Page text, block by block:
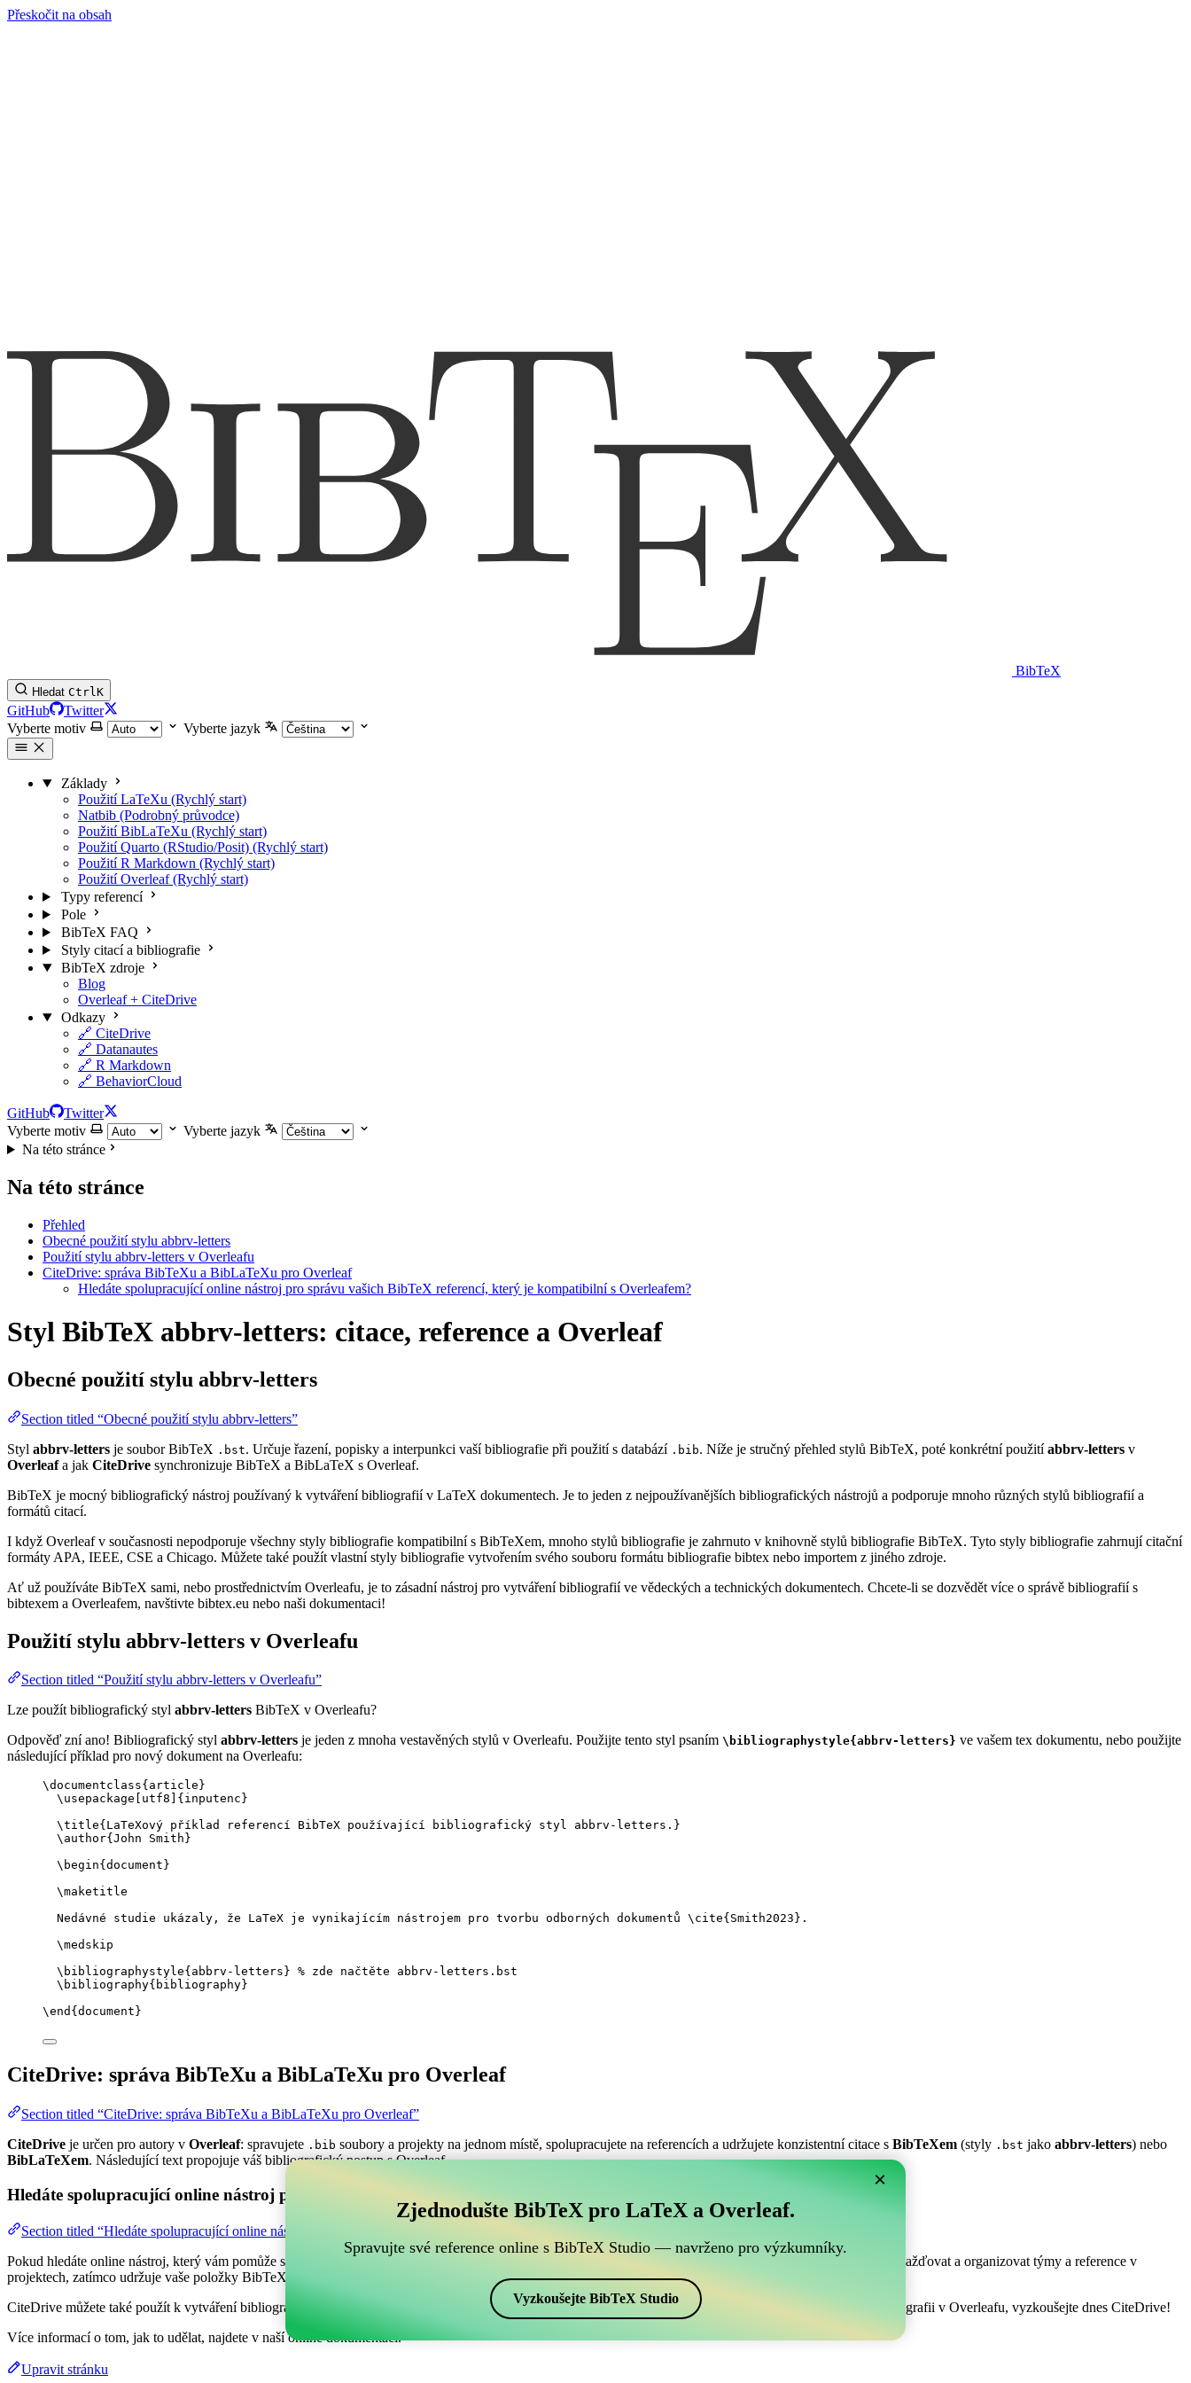
Přeskočit na obsah
BibTeX
Hledat CtrlK
GitHub
Twitter
Vyberte motiv
Vyberte jazyk
Základy
Použití LaTeXu (Rychlý start)
Natbib (Podrobný průvodce)
Použití BibLaTeXu (Rychlý start)
Použití Quarto (RStudio/Posit) (Rychlý start)
Použití R Markdown (Rychlý start)
Použití Overleaf (Rychlý start)
Typy referencí
Pole
BibTeX FAQ
Styly citací a bibliografie
BibTeX zdroje
Blog
Overleaf + CiteDrive
Odkazy
🔗 CiteDrive
🔗 Datanautes
🔗 R Markdown
🔗 BehaviorCloud
GitHub
Twitter
Vyberte motiv
Vyberte jazyk
Na této stránce
Na této stránce
Přehled
Obecné použití stylu abbrv-letters
Použití stylu abbrv-letters v Overleafu
CiteDrive: správa BibTeXu a BibLaTeXu pro Overleaf
Hledáte spolupracující online nástroj pro správu vašich BibTeX referencí, který je kompatibilní s Overleafem?
Styl BibTeX abbrv-letters: citace, reference a Overleaf
Obecné použití stylu abbrv-letters
Section titled “Obecné použití stylu abbrv-letters”
Styl abbrv-letters je soubor BibTeX .bst. Určuje řazení, popisky a interpunkci vaší bibliografie při použití s databází .bib. Níže je stručný přehled stylů BibTeX, poté konkrétní použitíabbrv-letters v
Overleafa jak CiteDrive synchronizuje BibTeX a BibLaTeX s Overleaf.
BibTeX je mocný bibliografický nástroj používaný k vytváření bibliografií v LaTeX dokumentech. Je to jeden z nejpoužívanějších bibliografických nástrojů a podporuje mnoho různých stylů bibliografií a
formátů citací.
I když Overleaf v současnosti nepodporuje všechny styly bibliografie kompatibilní s BibTeXem, mnoho stylů bibliografie je zahrnuto v knihovně stylů bibliografie BibTeX. Tyto styly bibliografie zahrnují citační
formáty APA, IEEE, CSE a Chicago. Můžete také použít vlastní styly bibliografie vytvořením svého souboru formátu bibliografie bibtex nebo importem z jiného zdroje.
Ať už používáte BibTeX sami, nebo prostřednictvím Overleafu, je to zásadní nástroj pro vytváření bibliografií ve vědeckých a technických dokumentech. Chcete-li se dozvědět více o správě bibliografií s
bibtexem a Overleafem, navštivte bibtex.eu nebo naši dokumentaci!
Použití stylu abbrv-letters v Overleafu
Section titled “Použití stylu abbrv-letters v Overleafu”
Lze použít bibliografický styl abbrv-letters BibTeX v Overleafu?
Odpověď zní ano! Bibliografický styl abbrv-letters je jeden z mnoha vestavěných stylů v Overleafu. Použijte tento styl psaním \bibliographystyle{abbrv-letters} ve vašem tex dokumentu, nebo použijte
následující příklad pro nový dokument na Overleafu:
\documentclass{ article }
\usepackage
utf8 ]{ inputenc }
\title{LaTeXový příklad referencí BibTeX používající bibliografický styl abbrv-letters.}
\author{John Smith}
\begin{ document }
\maketitle
Nedávné studie ukázaly, že LaTeX je vynikajícím nástrojem pro tvorbu odborných dokumentů \cite{ Smith2023 }.
\medskip
\bibliographystyle{abbrv-letters} % zde načtěte abbrv-letters.bst
\bibliography{bibliography}
\end { document }
CiteDrive: správa BibTeXu a BibLaTeXu pro Overleaf
Section titled “CiteDrive: správa BibTeXu a BibLaTeXu pro Overleaf”
CiteDrive je určen pro autory v Overleaf: spravujete .bib soubory a projekty na jednom místě, spolupracujete na referencích a udržujete konzistentní citace s BibTeXem (styly .bst jako abbrv-letters) nebo
BibLaTeXem. Následující text propojuje váš bibliografický postup s Overleaf.
Hledáte spolupracující online nástroj pro správu vašich BibTeX referencí, který je kompatibilní s Overleafem?
Section titled “Hledáte spolupracující online nástroj pro správu vašich BibTeX referencí, který je kompatibilní s Overleafem?”
Pokud hledáte online nástroj, který vám pomůže spravovat vaše reference, citace a bibliografii v Overleafu, CiteDrive může být dokonalý! Umožňuje vám shromažďovat a organizovat týmy a reference v
projektech, zatímco udržuje vaše položky BibTeX aktuální ve vašem projektu Overleafu.
CiteDrive můžete také použít k vytváření bibliografií a citací v různých stylech, včetně abbrv-letters. Pokud tedy hledáte snadný způsob, jak spravovat vaši bibliografii v Overleafu, vyzkoušejte dnes CiteDrive!
Více informací o tom, jak to udělat, najdete v naší online dokumentaci.
Upravit stránku
×
Zjednodušte BibTeX pro LaTeX a Overleaf.
Spravujte své reference online s BibTeX Studio — navrženo pro výzkumníky.
Vyzkoušejte BibTeX Studio